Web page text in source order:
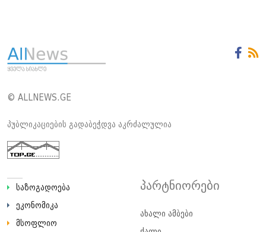
© ALLNEWS.GE
პუბლიკაციების გადაბეჭდვა აკრძალულია
საზოგადოება
ეკონომიკა
მსოფლიო
პარტნიორები
ახალი ამბები